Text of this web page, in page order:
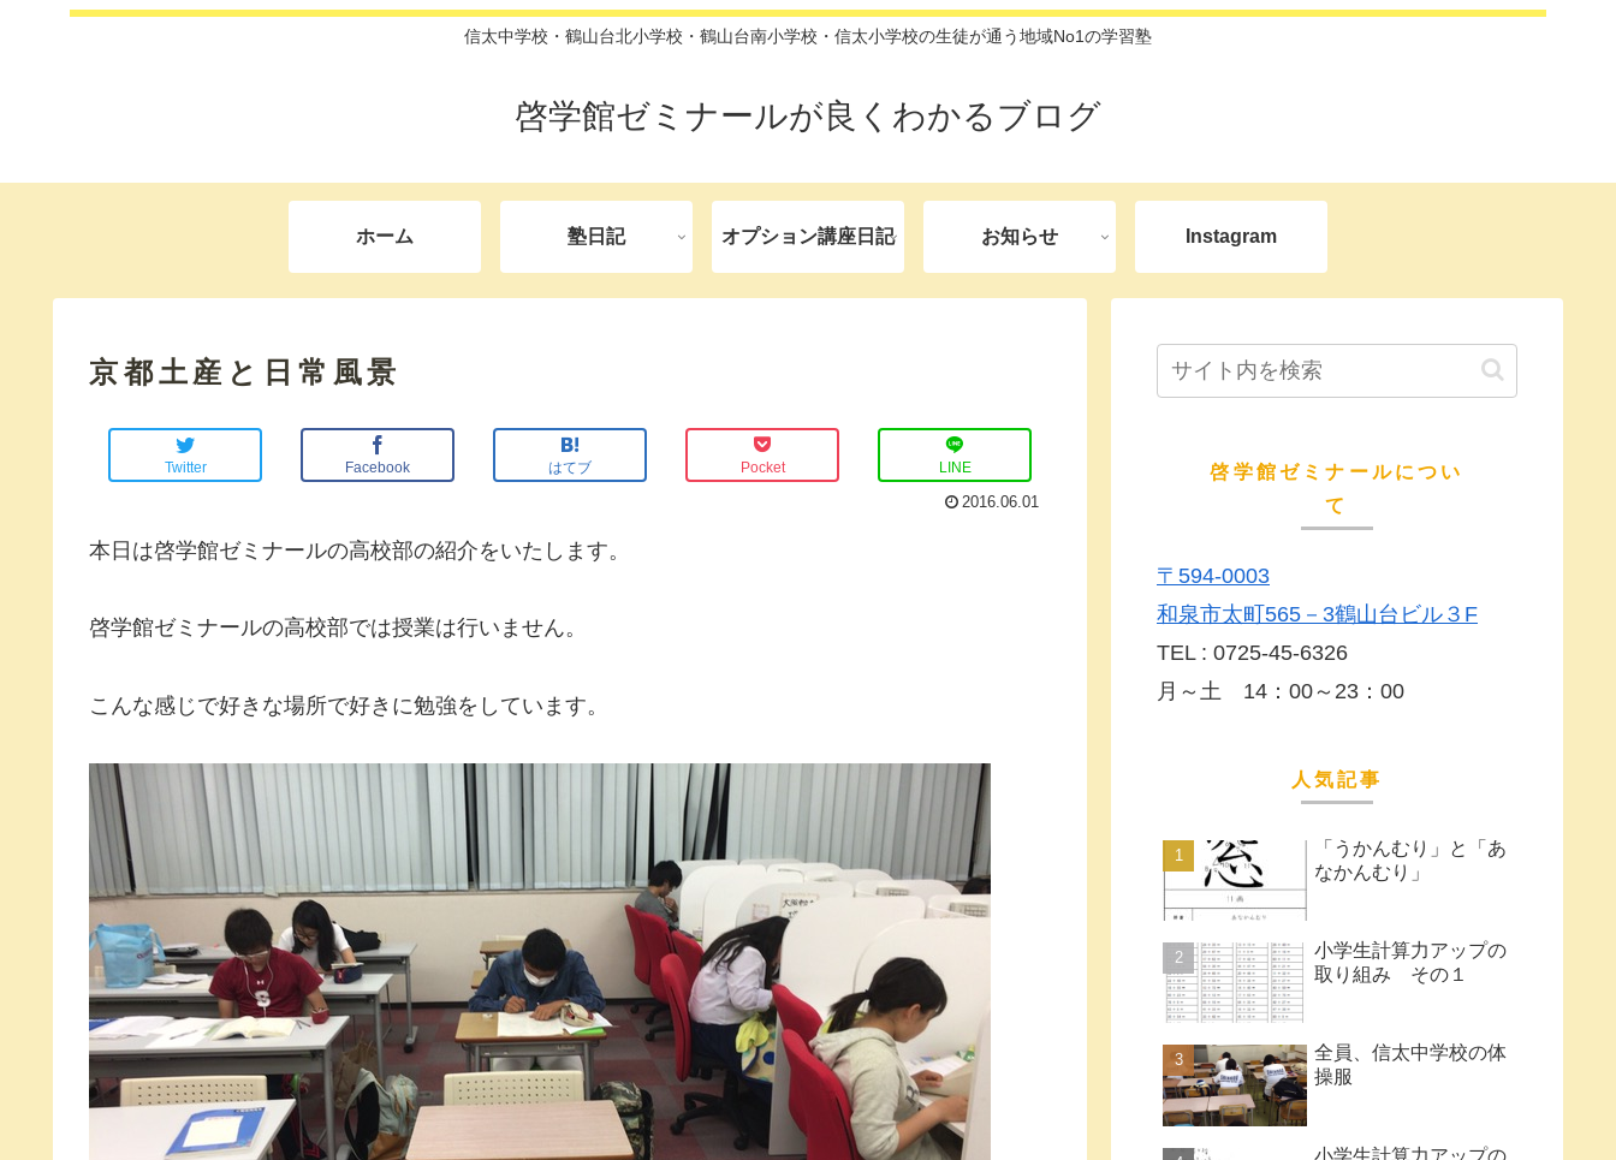
信太中学校・鶴山台北小学校・鶴山台南小学校・信太小学校の生徒が通う地域No1の学習塾
啓学館ゼミナールが良くわかるブログ
ホーム 塾日記 オプション講座日記 お知らせ Instagram
京都土産と日常風景
Twitter Facebook はてブ Pocket LINE
2016.06.01
本日は啓学館ゼミナールの高校部の紹介をいたします。
啓学館ゼミナールの高校部では授業は行いません。
こんな感じで好きな場所で好きに勉強をしています。
啓学館ゼミナールについ
て
〒594-0003
和泉市太町565－3鶴山台ビル３F
TEL : 0725-45-6326
月～土 14：00～23：00
人気記事
「うかんむり」と「あ
なかんむり」
小学生計算力アップの
取り組み その１
全員、信太中学校の体
操服
小学生計算力アップの